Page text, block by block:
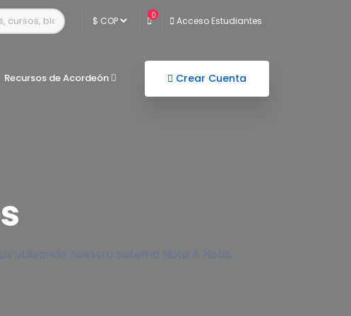
0 Acceso Estudiantes
Recursos de Acordeón Crear Cuenta
utilizando nuestro sistema Nota A Nota.